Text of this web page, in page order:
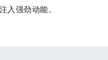
入强劲动能。